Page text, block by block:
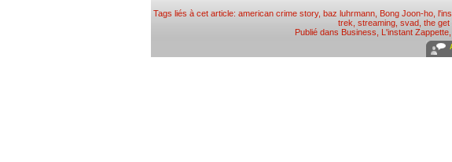
Tags liés à cet article: american crime story, baz luhrmann, Bong Joon-ho,
trek streaming svad the get
Publié dans Business L'instant Zappette,